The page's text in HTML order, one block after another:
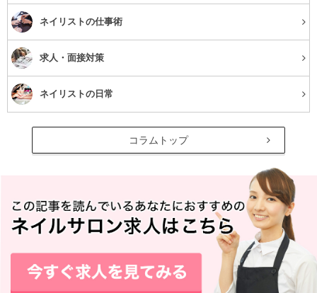
ネイリストの仕事術
求人・面接対策
ネイリストの日常
コラムトップ